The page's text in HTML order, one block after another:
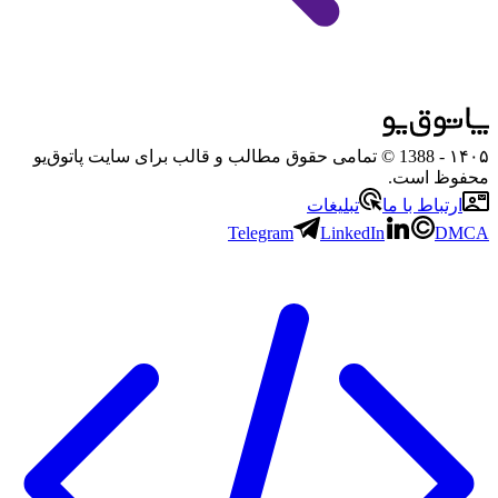
۱۴۰۵
- 1388 © تمامی حقوق مطالب و قالب برای سایت پاتوق‌یو
محفوظ است.
ارتباط با ما
تبلیغات
Telegram
LinkedIn DMCA